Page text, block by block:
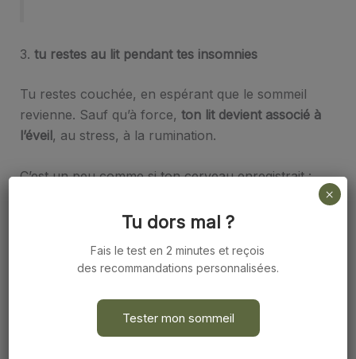
3. tu restes au lit pendant tes insomnies
Tu restes couchée, en espérant que le sommeil
revienne. Sauf qu’à force, ton lit devient associé à
l’éveil, au stress, à la rumination.
C’est un peu comme si ton cerveau enregistrait :
Ce que tu peux faire :
Si tu ne dors pas au bout de 20-30
lève-toi. Va dans une autre
Tu dors mal ?
Fais le test en 2 minutes et reçois
des recommandations personnalisées.
Tester mon sommeil
×